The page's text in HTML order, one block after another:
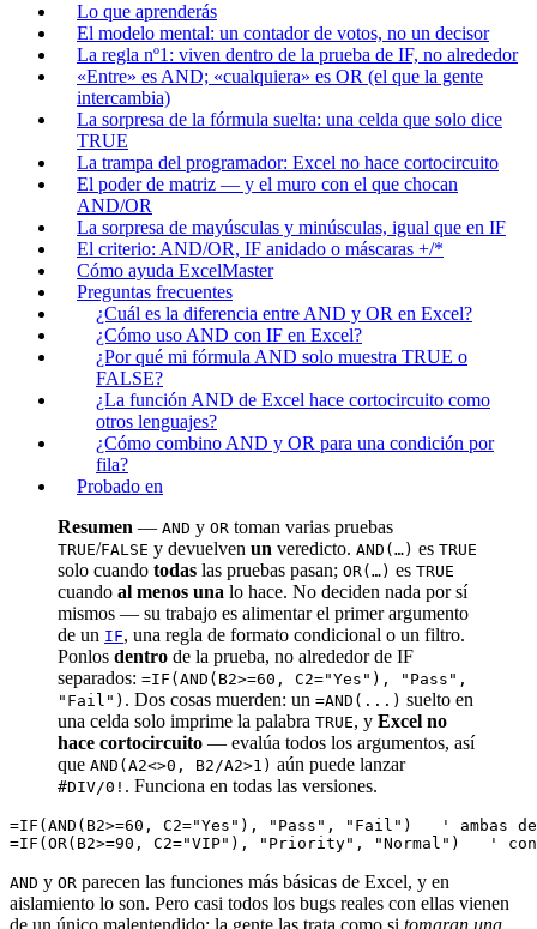
Lo que aprenderás
El modelo mental: un contador de votos, no un decisor
La regla nº1: viven dentro de la prueba de IF, no alrededor
«Entre» es AND; «cualquiera» es OR (el que la gente
intercambia)
La sorpresa de la fórmula suelta: una celda que solo dice
TRUE
La trampa del programador: Excel no hace cortocircuito
El poder de matriz — y el muro con el que chocan
AND/OR
La sorpresa de mayúsculas y minúsculas, igual que en IF
El criterio: AND/OR, IF anidado o máscaras +/*
Cómo ayuda ExcelMaster
Preguntas frecuentes
¿Cuál es la diferencia entre AND y OR en Excel?
¿Cómo uso AND con IF en Excel?
¿Por qué mi fórmula AND solo muestra TRUE o
FALSE?
¿La función AND de Excel hace cortocircuito como
otros lenguajes?
¿Cómo combino AND y OR para una condición por
fila?
Probado en
Resumen — AND y OR toman varias pruebas
TRUE/FALSE y devuelven un veredicto. AND(…) es TRUE
solo cuando todas las pruebas pasan; OR(…) es TRUE
cuando al menos una lo hace. No deciden nada por sí
mismos — su trabajo es alimentar el primer argumento
de un IF, una regla de formato condicional o un filtro.
Ponlos dentro de la prueba, no alrededor de IF
separados: =IF(AND(B2>=60, C2="Yes"), "Pass",
"Fail") . Dos cosas muerden: un =AND(...) suelto en
una celda solo imprime la palabra TRUE, y Excel no
hace cortocircuito — evalúa todos los argumentos, así
que AND(A2<>0, B2/A2>1) aún puede lanzar
#DIV/0! . Funciona en todas las versiones.
=IF(AND(B2>=60, C2="Yes"), "Pass", "Fail")   ' ambas
AND y OR parecen las funciones más básicas de Excel, y en
aislamiento lo son. Pero casi todos los bugs reales con ellas vienen